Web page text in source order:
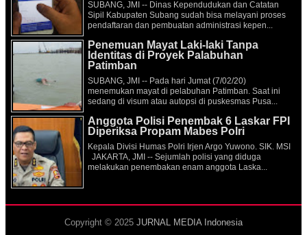
SUBANG, JMI -- Dinas Kependudukan dan Catatan
Sipil Kabupaten Subang sudah bisa melayani proses
pendaftaran dan pembuatan administrasi kepen...
Penemuan Mayat Laki-laki Tanpa
Identitas di Proyek Palabuhan
Patimban
SUBANG, JMI -- Pada hari Jumat (7/02/20)
menemukan mayat di pelabuhan Patimban. Saat ini
sedang di visum atau autopsi di puskesmas Pusa...
Anggota Polisi Penembak 6 Laskar FPI
Diperiksa Propam Mabes Polri
Kepala Divisi Humas Polri Irjen Argo Yuwono. SIK. MSI
JAKARTA, JMI -- Sejumlah polisi yang diduga
melakukan penembakan enam anggota Laska...
Copyright © 2025 JURNAL MEDIA Indonesia